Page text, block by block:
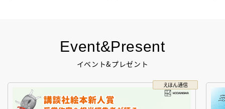
Event&Present
イベント&プレゼント
えほん通信